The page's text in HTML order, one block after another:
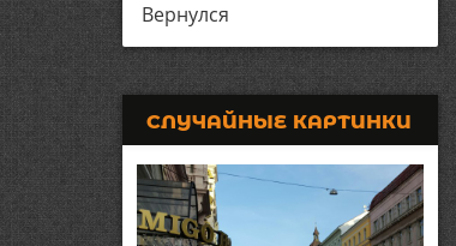
Вернулся
СЛУЧАЙНЫЕ КАРТИНКИ